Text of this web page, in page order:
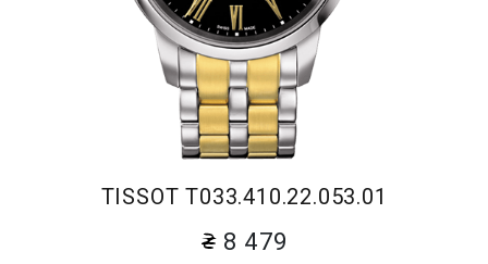
TISSOT T033.410.22.053.01
8 479